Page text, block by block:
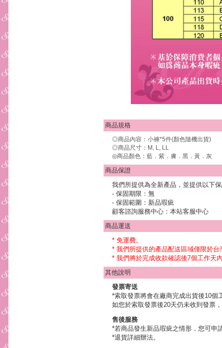
商品規格
◎商品內容：小褲*5件(顏色隨機出貨)
◎商品尺寸：M, L, LL
◎商品顏色：藍．紫．膚．黑．黃．灰
商品保證
我們所提供為全新產品，並提供以下
- 保固期限：無
- 保固範圍：新品瑕疵
顧客諮詢服務中心：本站客服中心
商品運送
* 免運費。
* 我們所提供的產品配送區域僅限於
* 我們將於完成收款確認後7個工作天
其他說明
發票寄送
*索取發票將會在廠商完成出貨後10個
如您於索取發票後20天仍未收到發票
售後服務
*若商品發生新品瑕疵之情形，您可申
*退貨詳細辦法。